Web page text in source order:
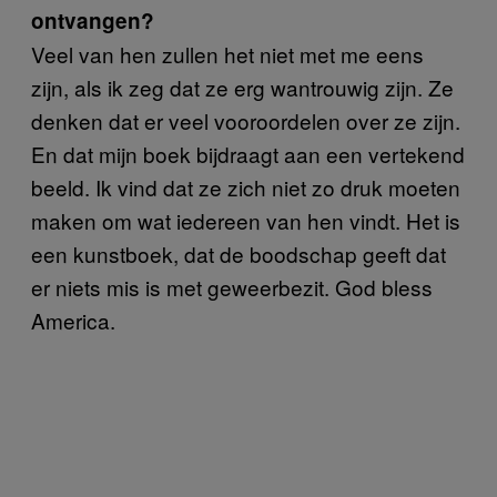
ontvangen?
Veel van hen zullen het niet met me eens
zijn, als ik zeg dat ze erg wantrouwig zijn. Ze
denken dat er veel vooroordelen over ze zijn.
En dat mijn boek bijdraagt aan een vertekend
beeld. Ik vind dat ze zich niet zo druk moeten
maken om wat iedereen van hen vindt. Het is
een kunstboek, dat de boodschap geeft dat
er niets mis is met geweerbezit. God bless
America.